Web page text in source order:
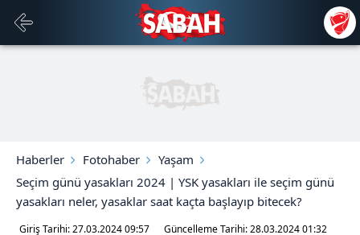
Haberler Fotohaber
Yaşam
Seçim günü yasakları 2024 | YSK yasakları ile seçim günü
yasakları neler, yasaklar saat kaçta başlayıp bitecek?
Giriş Tarihi: 27.03.202409:57 Güncelleme Tarihi: 28.03.202401:32